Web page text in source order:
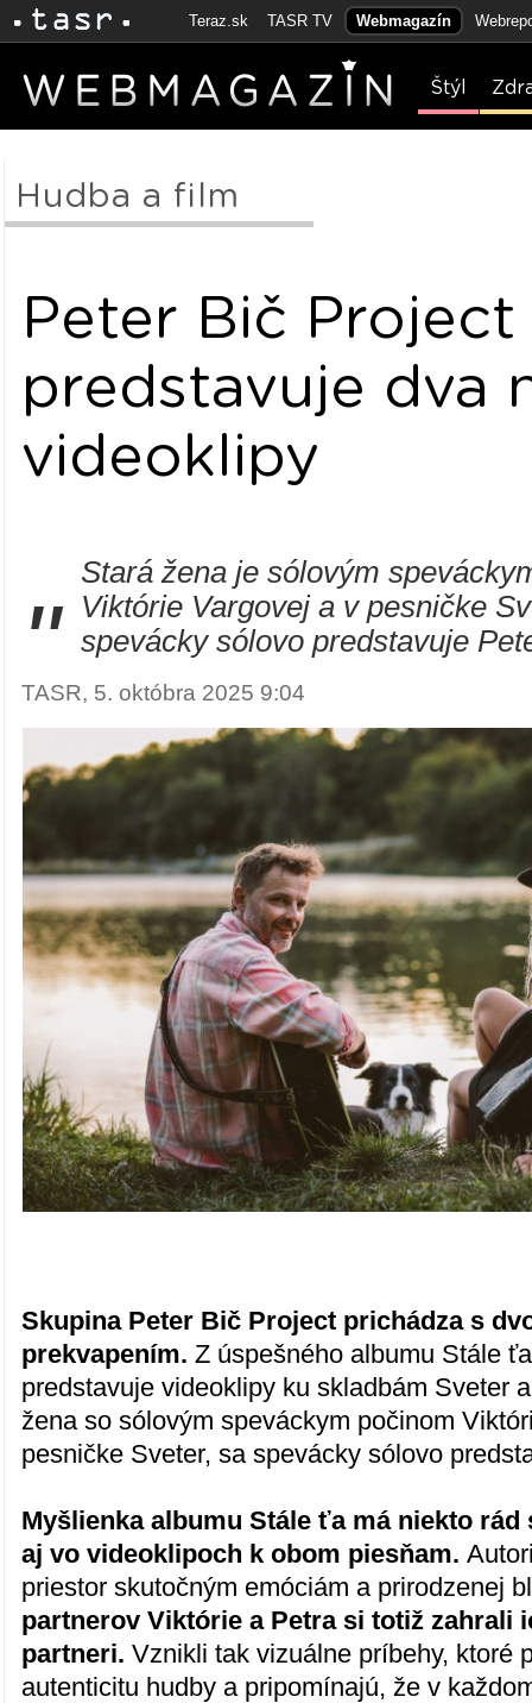
Teraz.sk TASR TV Webmagazín
Štýl
Hudba a film
Peter Bič Project
predstavuje dva
videoklipy
"
Stará žena je sólovým
Viktórie Vargovej a v pesničke
spevácky sólovo predstavuje
TASR, 5. októbra 2025 9:04
Skupina Peter Bič Project prichádza s
prekvapením. Z úspešného albumu Stále
predstavuje videoklipy ku skladbám Sveter
žena so sólovým speváckym počinom
pesničke Sveter, sa spevácky sólovo
Myšlienka albumu Stále ťa má niekto rád
aj vo videoklipoch k obom piesňam.
priestor skutočným emóciám a prirodzenej
partnerov Viktórie a Petra si totiž zahrali
partneri. Vznikli tak vizuálne príbehy, ktoré
autenticitu hudby a pripomínajú, že v